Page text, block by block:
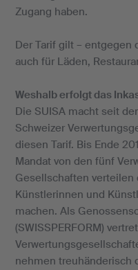
Zugang haben.
Der Tarif gilt – entgegen
auch für Läden,
Weshalb erfolgt das
Die SUISA macht seit
Schweizer
diesen Tarif. Bis Ende
Mandat von den fünf
Gesellschaften
Künstlerinnen und
machen. Als
(SWISSPERFORM)
nehmen treuhänderisch